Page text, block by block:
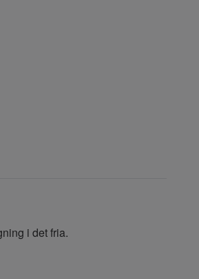
i det fria.